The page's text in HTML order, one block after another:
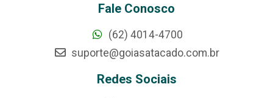
Fale Conosco
(62) 4014-4700
suporte@goiasatacado.com.br
Redes Sociais